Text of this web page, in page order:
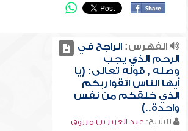
الفهرس:الراجح في
الرحم الذي يجب
وصله , قوله تعالى: (يا
أيها الناس اتقوا ربكم
الذي خلقكم من نفس
واحدة..)
للشيخ: عبد العزيز بن مرزوق